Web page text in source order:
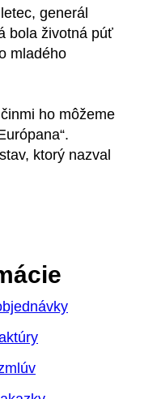
generál
bola životná púť
mladého
ho môžeme
ktorý nazval